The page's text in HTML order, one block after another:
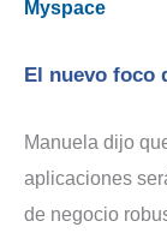
Myspace
El nuevo foco
Manuela dijo
aplicaciones
de negocio